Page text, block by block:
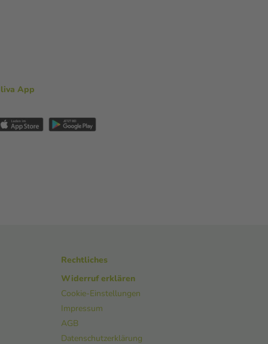
App
Rechtliches
Widerruf erklären
Cookie-Einstellungen
Impressum
AGB
Datenschutzerklärung